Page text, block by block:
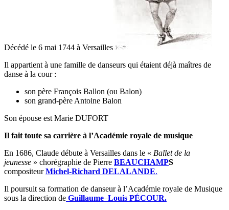
Décédé le 6 mai 1744 à Versailles
Il appartient à une famille de danseurs qui étaient déjà maîtres de
danse à la cour :
son père François Ballon (ou Balon)
son grand-père Antoine Balon
Son épouse est Marie DUFORT
Il fait toute sa carrière à l’Académie royale de musique
En 1686, Claude débute à Versailles dans le « Ballet de la
jeunesse » chorégraphie de Pierre BEAUCHAMPS
compositeurMichel-Richard DELALANDE.
Il poursuit sa formation de danseur à l’Académie royale de Musique
sous la direction de Guillaume–Louis PÉCOUR.